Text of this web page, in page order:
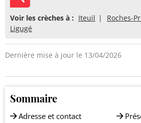
Voir les crèches à : Iteuil
Roches-
Ligugé
Dernière mise à jour le 13/04/2026
Sommaire
Adresse et contact